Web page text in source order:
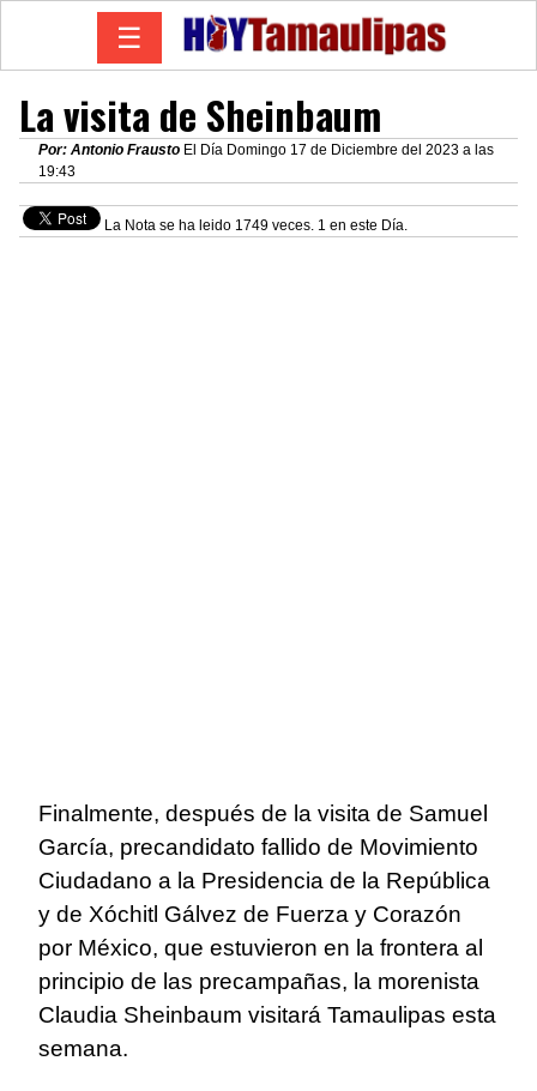
☰
La visita de Sheinbaum
Por: Antonio Frausto El Día Domingo 17 de Diciembre del 2023 a las
19:43
La Nota se ha leido 1749 veces. 1 en este Día.
Finalmente, después de la visita de Samuel
García, precandidato fallido de Movimiento
Ciudadano a la Presidencia de la República
y de Xóchitl Gálvez de Fuerza y Corazón
por México, que estuvieron en la frontera al
principio de las precampañas, la morenista
Claudia Sheinbaum visitará Tamaulipas esta
semana.